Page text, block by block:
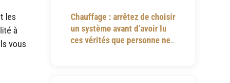
les
à
vous
Chauffage : arrêtez de choisir
un système avant d’avoir lu
ces vérités que personne ne